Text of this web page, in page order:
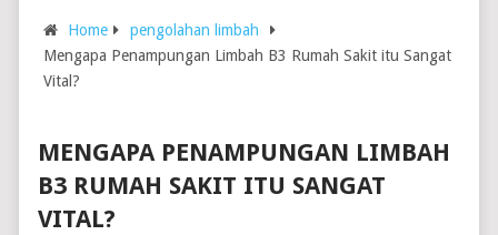
Home
pengolahan limbah
Mengapa Penampungan Limbah B3 Rumah Sakit itu Sangat
Vital?
MENGAPA PENAMPUNGAN LIMBAH
B3 RUMAH SAKIT ITU SANGAT
VITAL?